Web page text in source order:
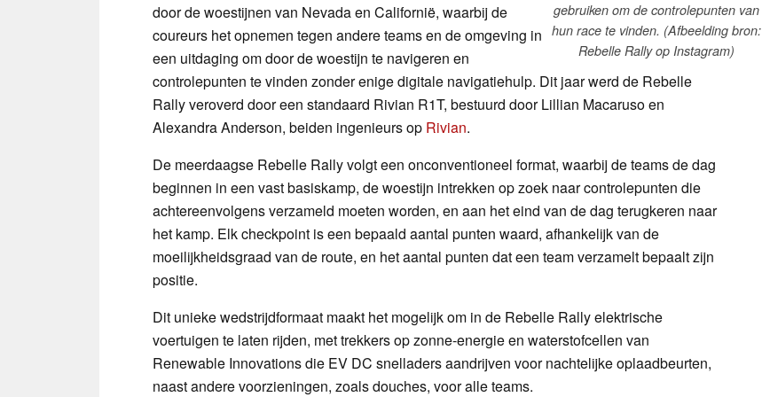
gebruiken om de controlepunten van
hun race te vinden. (Afbeelding bron:
Rebelle Rally op Instagram)
door de woestijnen van Nevada en Californië, waarbij de
coureurs het opnemen tegen andere teams en de omgeving in
een uitdaging om door de woestijn te navigeren en
controlepunten te vinden zonder enige digitale navigatiehulp. Dit jaar werd de Rebelle
Rally veroverd door een standaard Rivian R1T, bestuurd door Lillian Macaruso en
Alexandra Anderson, beiden ingenieurs op Rivian.
De meerdaagse Rebelle Rally volgt een onconventioneel format, waarbij de teams de dag
beginnen in een vast basiskamp, de woestijn intrekken op zoek naar controlepunten die
achtereenvolgens verzameld moeten worden, en aan het eind van de dag terugkeren naar
het kamp. Elk checkpoint is een bepaald aantal punten waard, afhankelijk van de
moeilijkheidsgraad van de route, en het aantal punten dat een team verzamelt bepaalt zijn
positie.
Dit unieke wedstrijdformaat maakt het mogelijk om in de Rebelle Rally elektrische
voertuigen te laten rijden, met trekkers op zonne-energie en waterstofcellen van
Renewable Innovations die EV DC snelladers aandrijven voor nachtelijke oplaadbeurten,
naast andere voorzieningen, zoals douches, voor alle teams.